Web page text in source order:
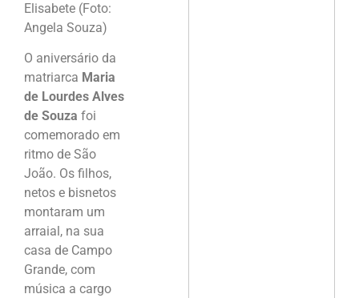
Elisabete (Foto:
Angela Souza)
O aniversário da
matriarca Maria
de Lourdes Alves
de Souza foi
comemorado em
ritmo de São
João. Os filhos,
netos e bisnetos
montaram um
arraial, na sua
casa de Campo
Grande, com
música a cargo